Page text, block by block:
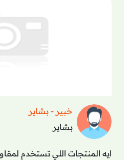
خبير - بشاير
بشاير
ايه المنتجات اللي تستخدم